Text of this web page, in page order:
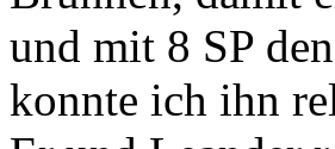
und mit 8 SP
konnte ich ihn